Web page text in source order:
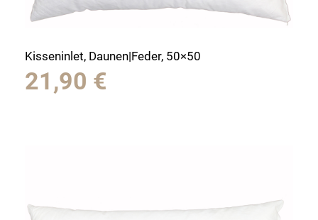
Kisseninlet, Daunen|Feder, 50×50
21,90 €